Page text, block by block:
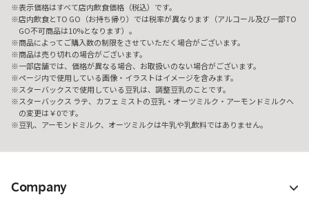
表示価格はすべて店内飲食価格（税込）です。
店内飲食とTO GO（お持ち帰り）では税率が異なります（アルコール及び一部TO
GO不可商品は10%となります）。
商品によってご購入数の制限をさせていただく場合がございます。
商品は売り切れの場合がございます。
一部店舗では、価格が異なる場合、お取扱いのない場合がございます。
ページ内で使用している画像・イラストはイメージを含みます。
スターバックスで使用している豆乳は、調整豆乳のことです。
スターバックス ラテ、カフェ ミストの豆乳・オーツミルク・アーモンドミルクへ
の変更は￥0です。
豆乳、アーモンドミルク、オーツミルクは牛乳や乳飲料ではありません。
Company